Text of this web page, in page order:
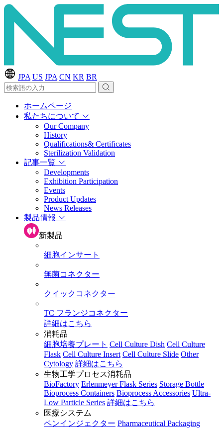
JPA US JPA CN KR BR
ホームページ
私たちについて
Our Company
History
Qualifications& Certificates
Sterilization Validation
記事一覧
Developments
Exhibition Participation
Events
Product Updates
News Releases
製品情報
新製品
細胞インサート
無菌コネクター
クイックコネクター
TC フランジコネクター
詳細はこちら
消耗品
細胞培養プレート Cell Culture Dish Cell Culture
Flask Cell Culture Insert Cell Culture Slide Other
Cytology 詳細はこちら
生物工学プロセス消耗品
BioFactory Erlenmeyer Flask Series Storage Bottle
Bioprocess Containers Bioprocess Accessories Ultra-
Low Particle Series 詳細はこちら
医療システム
ペンインジェクター Pharmaceutical Packaging